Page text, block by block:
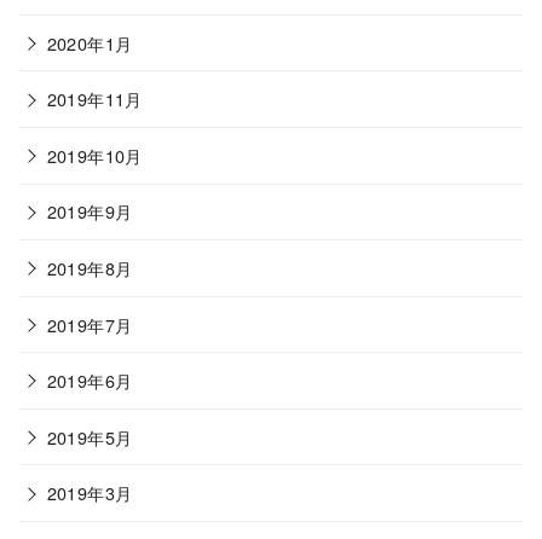
2020年1月
2019年11月
2019年10月
2019年9月
2019年8月
2019年7月
2019年6月
2019年5月
2019年3月